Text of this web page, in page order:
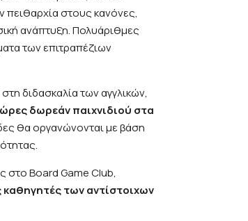
πειθαρχία στους κανόνες,
ανάπτυξη. Πολυάριθμες
των επιτραπέζιων
διδασκαλία των αγγλικών,
δωρεάν παιχνιδιού στα
θα οργανώνονται με βάση
στο Board Game Club,
των αντίστοιχων